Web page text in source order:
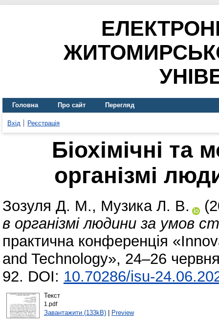
Головна Про сайт Перегляд
Вхід Реєстрація
Біохімічні та
організмі
Зозуля Д. М., Музика Л. В.
в організмі людини за умов
практична конференція
and Technology», 24–26
92. DOI: 10.70286/isu-
Текст
1.pdf
Завантажити (133kB)| Preview